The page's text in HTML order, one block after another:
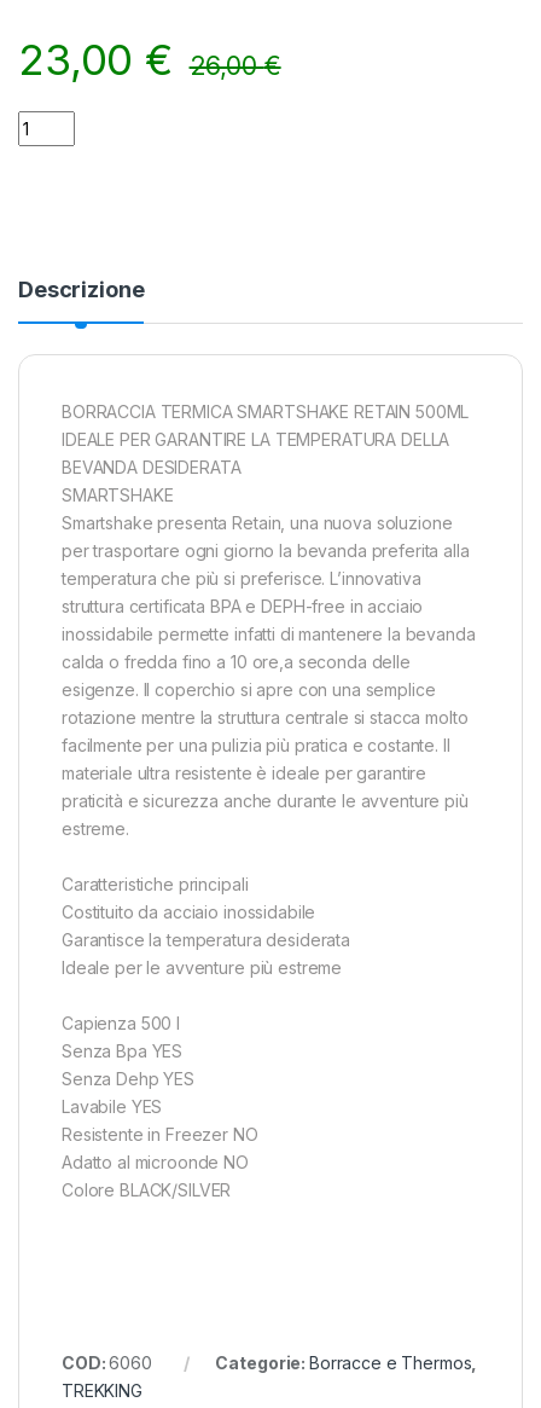
23,00 € 26,00€
Borraccia termica Inox da 500 ml Smartshake quantity
Descrizione
BORRACCIA TERMICA SMARTSHAKE RETAIN 500ML
IDEALE PER GARANTIRE LA TEMPERATURA DELLA
BEVANDA DESIDERATA
SMARTSHAKE
Smartshake presenta Retain, una nuova soluzione
per trasportare ogni giorno la bevanda preferita alla
temperatura che più si preferisce. L’innovativa
struttura certificata BPA e DEPH-free in acciaio
inossidabile permette infatti di mantenere la bevanda
calda o fredda fino a 10 ore,a seconda delle
esigenze. Il coperchio si apre con una semplice
rotazione mentre la struttura centrale si stacca molto
facilmente per una pulizia più pratica e costante. Il
materiale ultra resistente è ideale per garantire
praticità e sicurezza anche durante le avventure più
estreme.
Caratteristiche principali
Costituito da acciaio inossidabile
Garantisce la temperatura desiderata
Ideale per le avventure più estreme
Capienza 500 l
Senza Bpa YES
Senza Dehp YES
Lavabile YES
Resistente in Freezer NO
Adatto al microonde NO
Colore BLACK/SILVER
COD:6060 Categorie: Borracce e Thermos
TREKKING